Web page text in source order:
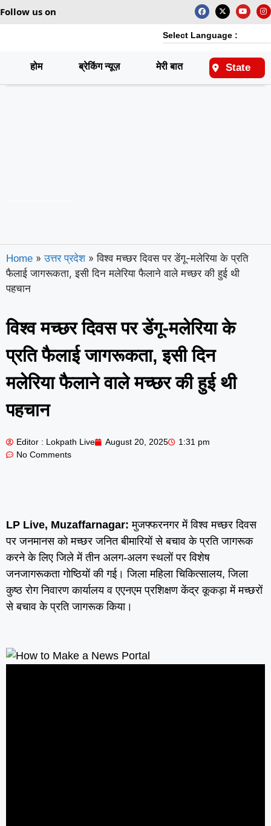
Follow us on
Select Language :
होम ब्रेकिंग न्यूज़ मेरी बात राष्ट्रीय
State
Home » उत्तर प्रदेश » विश्व मच्छर दिवस पर डेंगू-मलेरिया के प्रति
फैलाई जागरूकता, इसी दिन मलेरिया फैलाने वाले मच्छर की हुई थी
पहचान
विश्व मच्छर दिवस पर डेंगू-मलेरिया के
प्रति फैलाई जागरूकता, इसी दिन
मलेरिया फैलाने वाले मच्छर की हुई थी
पहचान
Editor : Lokpath Live August 20, 2025
1:31 pm
No Comments
LP Live, Muzaffarnagar:मुजफ्फरनगर में विश्व मच्छर दिवस
पर जनमानस को मच्छर जनित बीमारियों से बचाव के प्रति जागरूक
करने के लिए जिले में तीन अलग-अलग स्थलों पर विशेष
जनजागरूकता गोष्ठियों की गई। जिला महिला चिकित्सालय, जिला
कुष्ठ रोग निवारण कार्यालय व एएनएम प्रशिक्षण केंद्र कूकड़ा में मच्छरों
से बचाव के प्रति जागरूक किया।